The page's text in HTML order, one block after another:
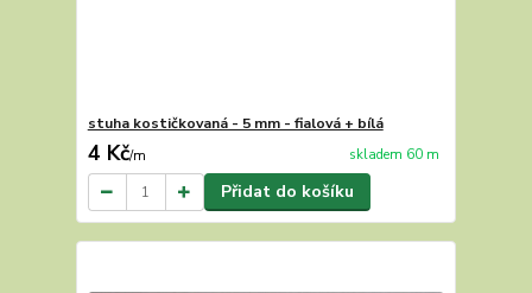
stuha kostičkovaná - 5 mm - fialová + bílá
4 Kč/m skladem 60 m
Přidat do košíku